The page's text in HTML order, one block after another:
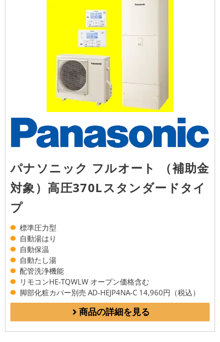
パナソニック フルオート （補助金
対象）高圧370Lスタンダードタイ
プ
標準圧力型
自動湯はり
自動保温
自動たし湯
配管洗浄機能
リモコンHE-TQWLW オープン価格含む
脚部化粧カバー別売 AD-HEJP4NA-C 14,960円（税込）
商品の詳細を見る